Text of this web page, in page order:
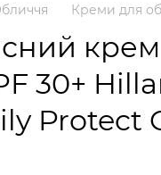
Креми для
30+
Protect